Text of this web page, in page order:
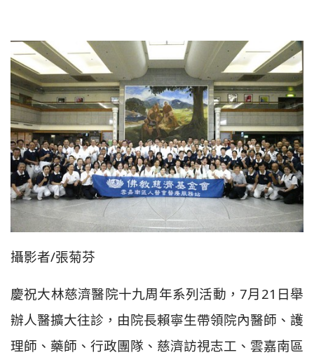
攝影者/張菊芬
慶祝大林慈濟醫院十九周年系列活動，7月21日舉
辦人醫擴大往診，由院長賴寧生帶領院內醫師、護
理師、藥師、行政團隊、慈濟訪視志工、雲嘉南區